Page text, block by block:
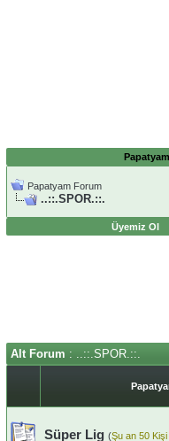
Papatyam Forum
..::.SPOR.::.
Üyemiz Ol
Alt Forum : ..::.SPOR.::.
Süper Lig (Şu an 50